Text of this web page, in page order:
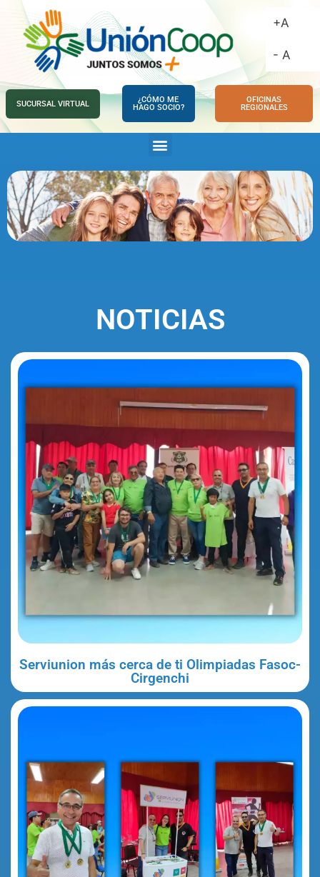
+A
- A
SUCURSAL VIRTUAL
¿CÓMO ME
HAGO SOCIO?
OFICINAS
REGIONALES
NOTICIAS
Serviunion más cerca de ti Olimpiadas Fasoc-
Cirgenchi